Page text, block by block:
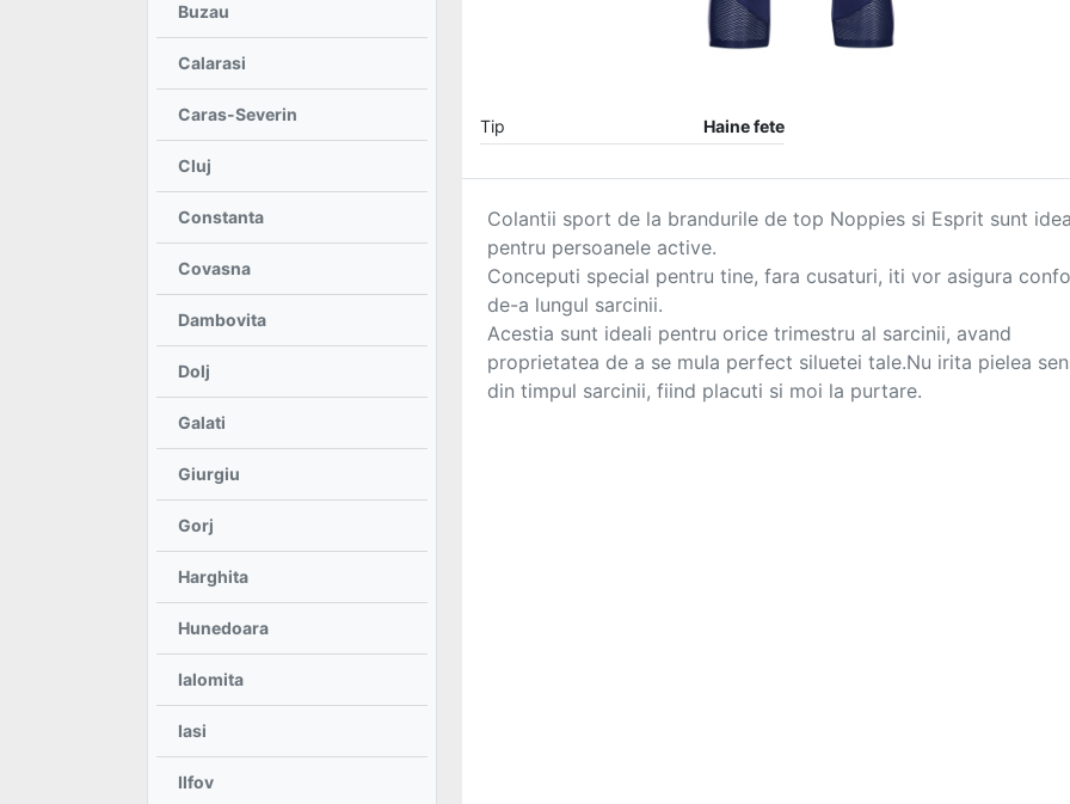
Buzau
Calarasi
Caras-Severin
Cluj
Constanta
Covasna
Dambovita
Dolj
Galati
Giurgiu
Gorj
Harghita
Hunedoara
Ialomita
Iasi
Ilfov
Tip Haine fete
Colantii sport de la brandurile de top Noppies si Esprit sunt
pentru persoanele active.
Conceputi special pentru tine, fara cusaturi, iti vor asigura
de-a lungul sarcinii.
Acestia sunt ideali pentru orice trimestru al sarcinii, avand
proprietatea de a se mula perfect siluetei tale.Nu irita pielea